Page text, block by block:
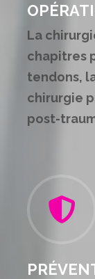
La
chapitres
tendons,
chirurgie
post-